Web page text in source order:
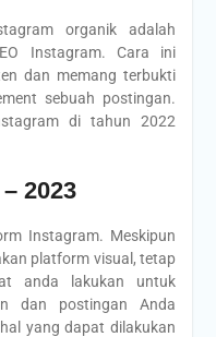
organik adalah
Instagram. Cara ini
dan memang terbukti
sebuah postingan.
di tahun 2022
2023
Instagram. Meskipun
platform visual, tetap
anda lakukan untuk
dan postingan Anda
yang dapat dilakukan